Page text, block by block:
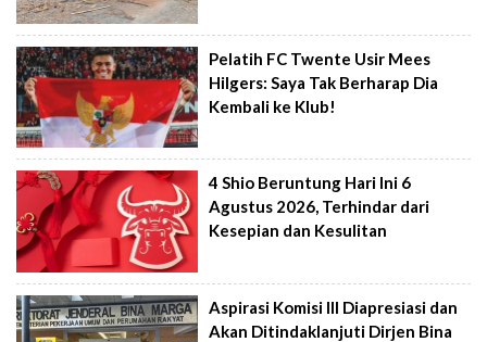
Pelatih FC Twente Usir Mees
Hilgers: Saya Tak Berharap Dia
Kembali ke Klub!
4 Shio Beruntung Hari Ini 6
Agustus 2026, Terhindar dari
Kesepian dan Kesulitan
Aspirasi Komisi III Diapresiasi dan
Akan Ditindaklanjuti Dirjen Bina